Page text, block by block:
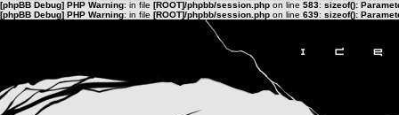
[phpBB Debug] PHP Warning: in file [ROOT]/phpbb/session.php on line 583: sizeof():
[phpBB Debug] PHP Warning: in file [ROOT]/phpbb/session.php on line 639: sizeof():